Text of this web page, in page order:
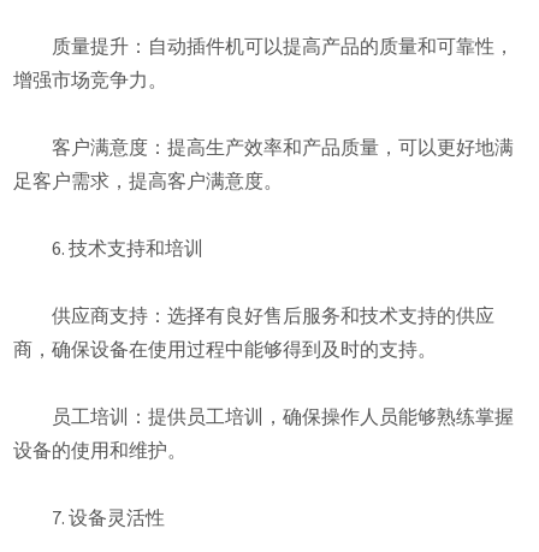
质量提升：自动插件机可以提高产品的质量和可靠性，
增强市场竞争力。
客户满意度：提高生产效率和产品质量，可以更好地满
足客户需求，提高客户满意度。
6. 技术支持和培训
供应商支持：选择有良好售后服务和技术支持的供应
商，确保设备在使用过程中能够得到及时的支持。
员工培训：提供员工培训，确保操作人员能够熟练掌握
设备的使用和维护。
7. 设备灵活性